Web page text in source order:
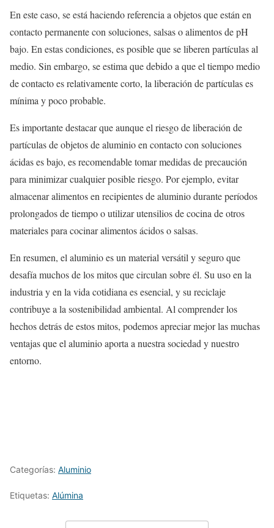
En este caso, se está haciendo referencia a objetos que están en
contacto permanente con soluciones, salsas o alimentos de pH
bajo. En estas condiciones, es posible que se liberen partículas al
medio. Sin embargo, se estima que debido a que el tiempo medio
de contacto es relativamente corto, la liberación de partículas es
mínima y poco probable.
Es importante destacar que aunque el riesgo de liberación de
partículas de objetos de aluminio en contacto con soluciones
ácidas es bajo, es recomendable tomar medidas de precaución
para minimizar cualquier posible riesgo. Por ejemplo, evitar
almacenar alimentos en recipientes de aluminio durante períodos
prolongados de tiempo o utilizar utensilios de cocina de otros
materiales para cocinar alimentos ácidos o salsas.
En resumen, el aluminio es un material versátil y seguro que
desafía muchos de los mitos que circulan sobre él. Su uso en la
industria y en la vida cotidiana es esencial, y su reciclaje
contribuye a la sostenibilidad ambiental. Al comprender los
hechos detrás de estos mitos, podemos apreciar mejor las muchas
ventajas que el aluminio aporta a nuestra sociedad y nuestro
entorno.
Categorías: Aluminio
Etiquetas: Alúmina